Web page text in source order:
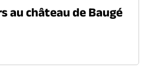
au château de Baugé